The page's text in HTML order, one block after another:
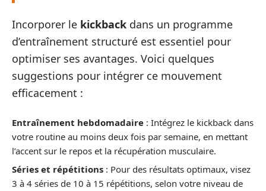
Incorporer le kickback dans un programme
d’entraînement structuré est essentiel pour
optimiser ses avantages. Voici quelques
suggestions pour intégrer ce mouvement
efficacement :
Entraînement hebdomadaire : Intégrez le kickback dans
votre routine au moins deux fois par semaine, en mettant
l’accent sur le repos et la récupération musculaire.
Séries et répétitions : Pour des résultats optimaux, visez
3 à 4 séries de 10 à 15 répétitions, selon votre niveau de